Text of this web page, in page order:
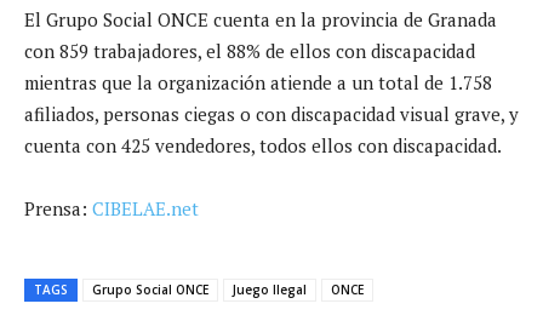
El Grupo Social ONCE cuenta en la provincia de Granada
con 859 trabajadores, el 88% de ellos con discapacidad
mientras que la organización atiende a un total de 1.758
afiliados, personas ciegas o con discapacidad visual grave, y
cuenta con 425 vendedores, todos ellos con discapacidad.
Prensa: CIBELAE.net
TAGS Grupo Social ONCE Juego Ilegal ONCE